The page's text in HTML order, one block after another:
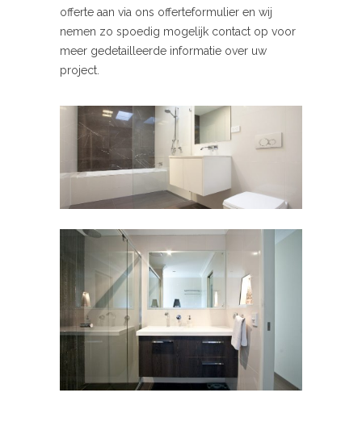
offerte aan via ons offerteformulier en wij
nemen zo spoedig mogelijk contact op voor
meer gedetailleerde informatie over uw
project.